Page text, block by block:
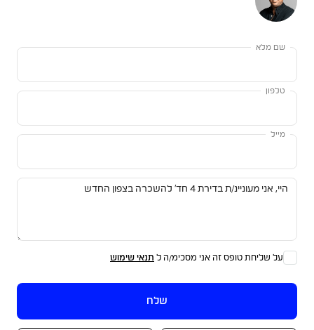
שם מלא
טלפון
מייל
על שליחת טופס זה אני מסכימ/ה ל תנאי שימוש
שלח